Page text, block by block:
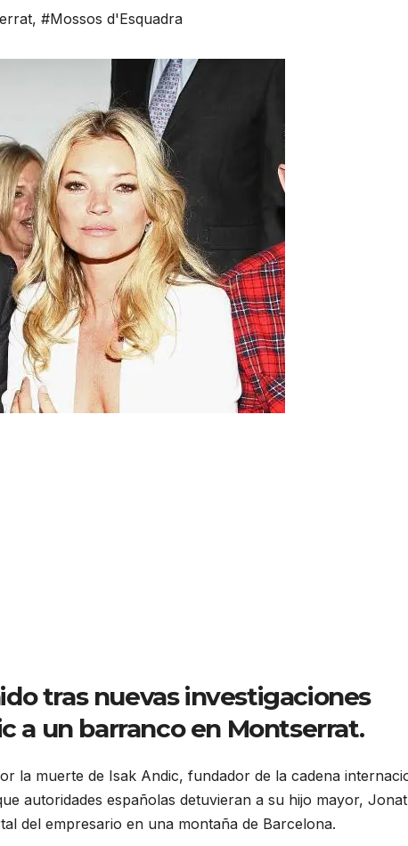
, #Mossos d'Esquadra
tras nuevas investigaciones
a un barranco en Montserrat.
la muerte de Isak Andic, fundador de la cadena
autoridades españolas detuvieran a su hijo mayor,
del empresario en una montaña de Barcelona.